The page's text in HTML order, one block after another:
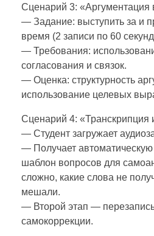
Сценарий 3: «Аргументация
— Задание: выступить за и
время (2 записи по 60
— Требования:
согласования и связок.
— Оценка: структурность
использование целевых
Сценарий 4: «Транскрипция
— Студент загружает
— Получает
шаблон вопросов для
сложно, какие слова не
мешали.
— Второй этап —
самокоррекции.